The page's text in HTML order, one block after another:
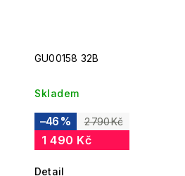
GU00158 32B
Skladem
2 790 Kč
–46 %
1 490 Kč
Detail